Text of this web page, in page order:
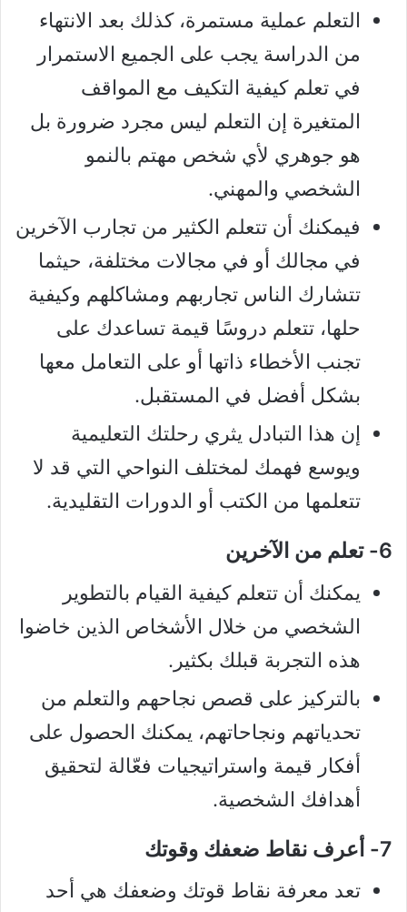
التعلم عملية مستمرة، كذلك بعد الانتهاء
من الدراسة يجب على الجميع الاستمرار
في تعلم كيفية التكيف مع المواقف
المتغيرة إن التعلم ليس مجرد ضرورة بل
هو جوهري لأي شخص مهتم بالنمو
الشخصي والمهني.
فيمكنك أن تتعلم الكثير من تجارب الآخرين
في مجالك أو في مجالات مختلفة، حيثما
تتشارك الناس تجاربهم ومشاكلهم وكيفية
حلها، تتعلم دروسًا قيمة تساعدك على
تجنب الأخطاء ذاتها أو على التعامل معها
بشكل أفضل في المستقبل.
إن هذا التبادل يثري رحلتك التعليمية
ويوسع فهمك لمختلف النواحي التي قد لا
تتعلمها من الكتب أو الدورات التقليدية.
6- تعلم من الآخرين
يمكنك أن تتعلم كيفية القيام بالتطوير
الشخصي من خلال الأشخاص الذين خاضوا
هذه التجربة قبلك بكثير.
بالتركيز على قصص نجاحهم والتعلم من
تحدياتهم ونجاحاتهم، يمكنك الحصول على
أفكار قيمة واستراتيجيات فعّالة لتحقيق
أهدافك الشخصية.
7- أعرف نقاط ضعفك وقوتك
تعد معرفة نقاط قوتك وضعفك هي أحد